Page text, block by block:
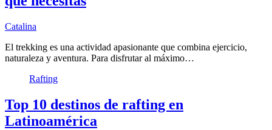
Catalina
El trekking es una actividad apasionante que combina ejercicio,
naturaleza y aventura. Para disfrutar al máximo…
Rafting
Top 10 destinos de rafting en
Latinoamérica